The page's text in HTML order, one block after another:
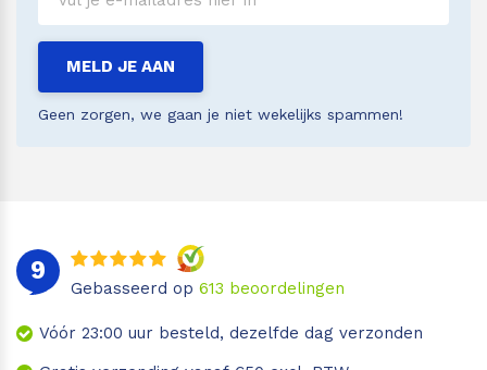
Geen zorgen, we gaan je niet wekelijks spammen!
MELD JE AAN
9
Gebasseerd op 613 beoordelingen
Vóór 23:00 uur besteld, dezelfde dag verzonden